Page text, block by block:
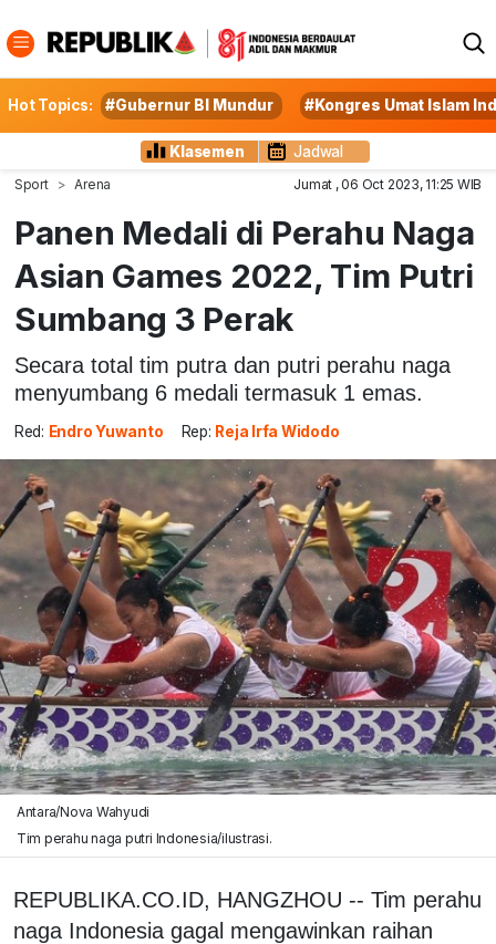
Hot Topics: #Gubernur BI Mundur #Kongres Umat Islam
Klasemen Jadwal
Sport Arena Jumat , 06 Oct 2023, 11:25 WIB
Panen Medali di Perahu Naga
Asian Games 2022, Tim Putri
Sumbang 3 Perak
Secara total tim putra dan putri perahu naga
menyumbang 6 medali termasuk 1 emas.
Red: Endro Yuwanto Rep: Reja Irfa Widodo
Antara/Nova Wahyudi
Tim perahu naga putri Indonesia/ilustrasi.
REPUBLIKA.CO.ID, HANGZHOU -- Tim perahu
naga Indonesia gagal mengawinkan raihan